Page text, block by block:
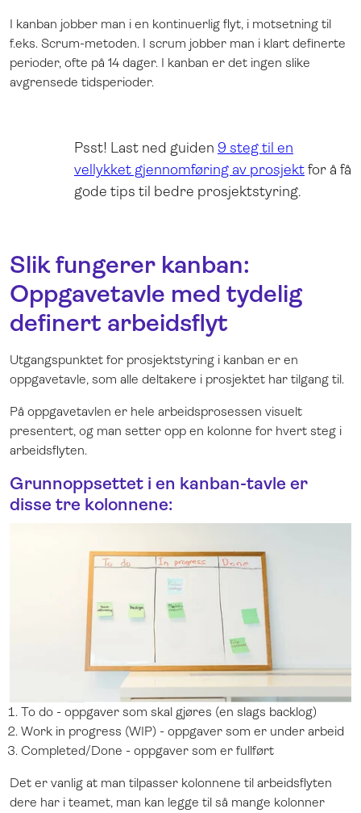
I kanban jobber man i en kontinuerlig flyt, i motsetning til
f.eks. Scrum-metoden. I scrum jobber man i klart definerte
perioder, ofte på 14 dager. I kanban er det ingen slike
avgrensede tidsperioder.
Psst! Last ned guiden 9 steg til en
vellykket gjennomføring av prosjekt for å få
gode tips til bedre prosjektstyring.
Slik fungerer kanban:
Oppgavetavle med tydelig
definert arbeidsflyt
Utgangspunktet for prosjektstyring i kanban er en
oppgavetavle, som alle deltakere i prosjektet har tilgang til.
På oppgavetavlen er hele arbeidsprosessen visuelt
presentert, og man setter opp en kolonne for hvert steg i
arbeidsflyten.
Grunnoppsettet i en kanban-tavle er
disse tre kolonnene:
To do - oppgaver som skal gjøres (en slags backlog)
Work in progress (WIP) - oppgaver som er under arbeid
Completed/Done - oppgaver som er fullført
Det er vanlig at man tilpasser kolonnene til arbeidsflyten
dere har i teamet, man kan legge til så mange kolonner